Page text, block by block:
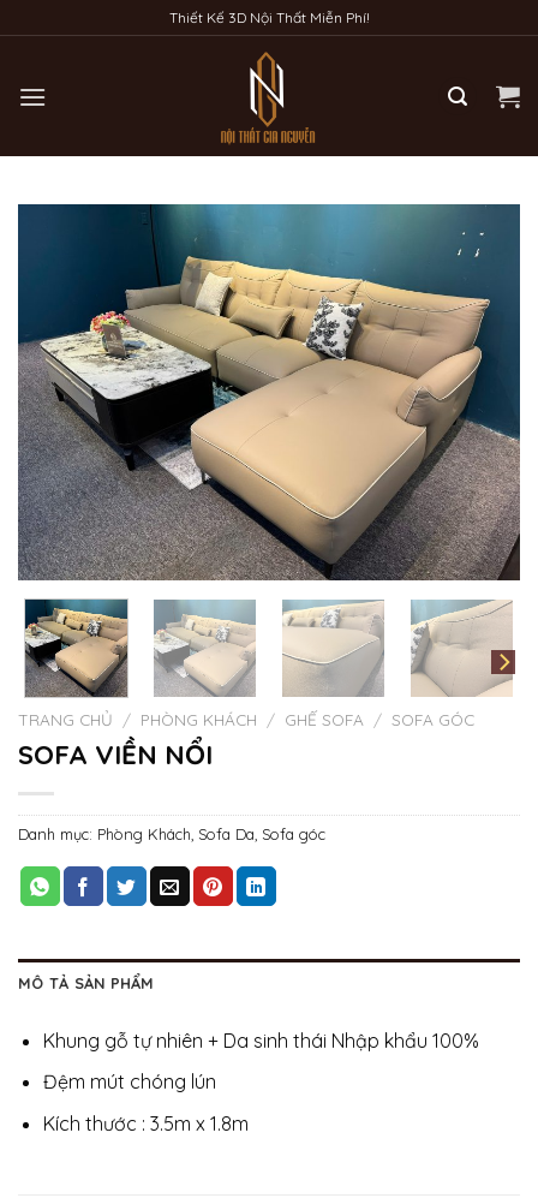
qua
dung
Thiết Kế 3D Nội Thất Miễn Phí!
TRANG CHỦ / PHÒNG KHÁCH / GHẾ SOFA / SOFA GÓC
SOFA VIỀN NỔI
Danh mục: Phòng Khách Sofa Da Sofa góc
MÔ TẢ SẢN PHẨM
Khung gỗ tự nhiên + Da sinh thái Nhập khẩu 100%
Đệm mút chóng lún
Kích thước : 3.5m x 1.8m